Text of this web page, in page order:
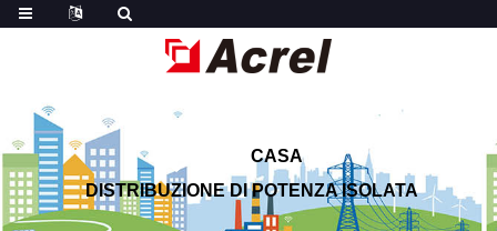
CASA
DISTRIBUZIONE DI POTENZA ISOLATA